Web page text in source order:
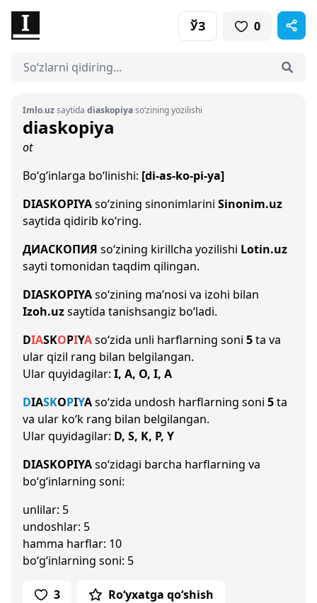
ЎЗ 0
Imlo.uzsaytida diaskopiyaso‘zining yozilishi
diaskopiya
ot
Bo‘g‘inlarga bo‘linishi: [di-as-ko-pi-ya]
DIASKOPIYAso‘zining sinonimlarini Sinonim.uz
saytida qidirib ko‘ring.
ДИАСКОПИЯ so‘zining kirillcha yozilishi Lotin.uz
sayti tomonidan taqdim qilingan.
DIASKOPIYAso‘zining ma’nosi va izohi bilan
Izoh.uzsaytida tanishsangiz bo‘ladi.
DIASKOPIYAso‘zida unli harflarning soni 5ta va
ular qizil rang bilan belgilangan.
Ular quyidagilar: I, A, O, I, A
DIASKOPIYAso‘zida undosh harflarning soni 5ta
va ular ko‘k rang bilan belgilangan.
Ular quyidagilar: D, S, K, P, Y
DIASKOPIYAso‘zidagi barcha harflarning va
bo‘g‘inlarning soni:
unlilar: 5
undoshlar: 5
hamma harflar: 10
bo‘g‘inlarning soni: 5
3 Ro‘yxatga qo‘shish